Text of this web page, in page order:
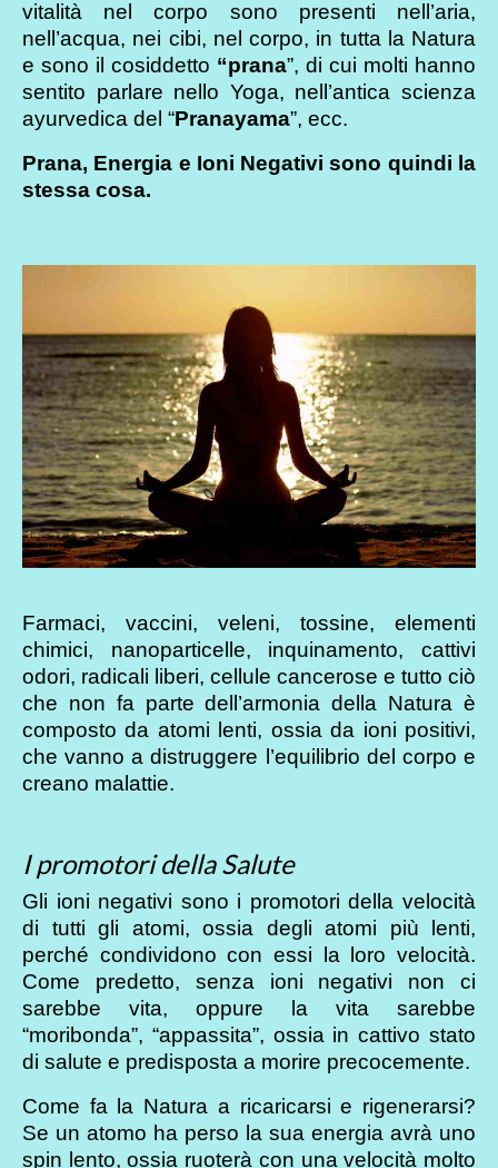
vitalità nel corpo sono presenti nell’aria,
nell’acqua, nei cibi, nel corpo, in tutta la Natura
e sono il cosiddetto “prana”, di cui molti hanno
sentito parlare nello Yoga, nell’antica scienza
ayurvedica del “Pranayama”, ecc.
Prana, Energia e Ioni Negativi sono quindi la
stessa cosa.
Farmaci, vaccini, veleni, tossine, elementi
chimici, nanoparticelle, inquinamento, cattivi
odori, radicali liberi, cellule cancerose e tutto ciò
che non fa parte dell’armonia della Natura è
composto da atomi lenti, ossia da ioni positivi,
che vanno a distruggere l’equilibrio del corpo e
creano malattie.
I promotori della Salute
Gli ioni negativi sono i promotori della velocità
di tutti gli atomi, ossia degli atomi più lenti,
perché condividono con essi la loro velocità.
Come predetto, senza ioni negativi non ci
sarebbe vita, oppure la vita sarebbe
“moribonda”, “appassita”, ossia in cattivo stato
di salute e predisposta a morire precocemente.
Come fa la Natura a ricaricarsi e rigenerarsi?
Se un atomo ha perso la sua energia avrà uno
spin lento, ossia ruoterà con una velocità molto